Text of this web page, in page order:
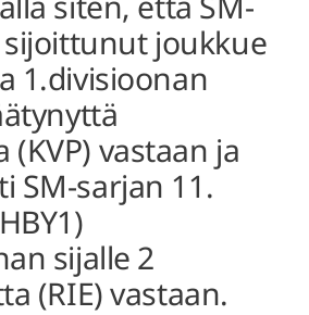
sijoittunut joukkue
1.divisioonan
vastaan ja
SM-sarjan 11.
sijalle 2
(RIE) vastaan.